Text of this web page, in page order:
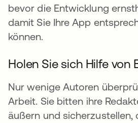
bevor die Entwicklung
damit Sie Ihre App
können.
Holen Sie sich Hilfe von
Nur wenige Autoren
Arbeit. Sie bitten ihre
äußern und sicherzustellen,